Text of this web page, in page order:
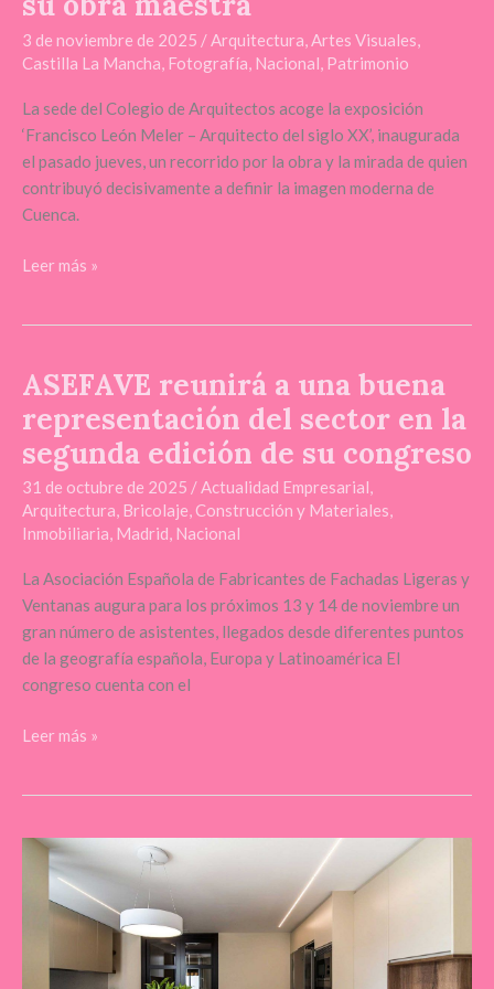
3 de noviembre de 2025 / Arquitectura Artes Visuales
Castilla La Mancha Fotografía Nacional Patrimonio
La sede del Colegio de Arquitectos acoge la exposición
‘Francisco León Meler – Arquitecto del siglo XX’, inaugurada
el pasado jueves, un recorrido por la obra y la mirada de quien
contribuyó decisivamente a definir la imagen moderna de
Cuenca.
Leer más »
ASEFAVE reunirá a una buena
representación del sector en la
segunda edición de su congreso
31 de octubre de 2025 /Actualidad Empresarial,
Arquitectura, Bricolaje,Construcción y Materiales,
Inmobiliaria, Madrid, Nacional
La Asociación Española de Fabricantes de Fachadas Ligeras y
Ventanas augura para los próximos 13 y 14 de noviembre un
gran número de asistentes, llegados desde diferentes puntos
de la geografía española, Europa y Latinoamérica El
congreso cuenta con el
ASEFAVE
a
una
buena
representación
del
en
la
segunda
edición
de
Leer más »
Explosión
reformas